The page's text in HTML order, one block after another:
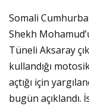
Somali
Shekh
Tüneli Aksaray
kullandığı
açtığı için
bugün açıklandı.